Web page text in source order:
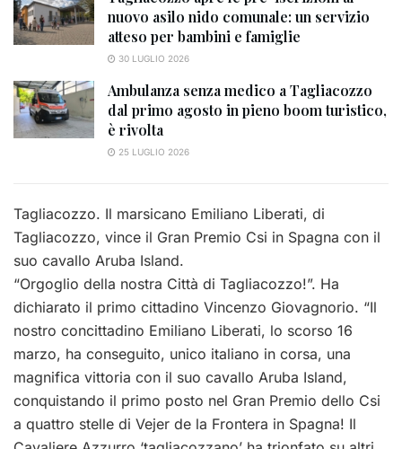
nuovo asilo nido comunale: un servizio
atteso per bambini e famiglie
30 LUGLIO 2026
Ambulanza senza medico a Tagliacozzo
dal primo agosto in pieno boom turistico,
è rivolta
25 LUGLIO 2026
Tagliacozzo. Il marsicano Emiliano Liberati, di
Tagliacozzo, vince il Gran Premio Csi in Spagna con il
suo cavallo Aruba Island.
“Orgoglio della nostra Città di Tagliacozzo!”. Ha
dichiarato il primo cittadino Vincenzo Giovagnorio. “Il
nostro concittadino Emiliano Liberati, lo scorso 16
marzo, ha conseguito, unico italiano in corsa, una
magnifica vittoria con il suo cavallo Aruba Island,
conquistando il primo posto nel Gran Premio dello Csi
a quattro stelle di Vejer de la Frontera in Spagna! Il